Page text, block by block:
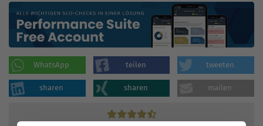
WhatsApp teilen tweeten
sharen sharen mailen